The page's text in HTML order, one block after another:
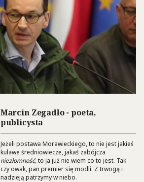
Marcin Zegadło - poeta,
publicysta
Jeżeli postawa Morawieckiego, to nie jest jakieś
kulawe średniowiecze, jakaś zabójcza
niezłomność,to ja już nie wiem co to jest. Tak
czy owak, pan premier się modli. Z trwogą i
nadzieją patrzymy w niebo.